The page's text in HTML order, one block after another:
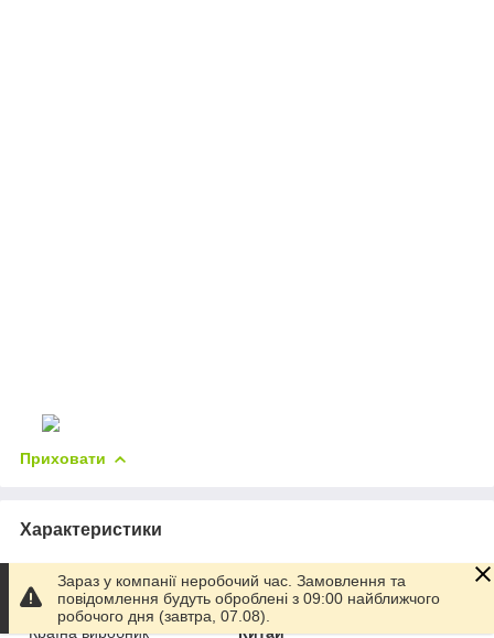
Приховати
Характеристики
Основні
Виробник
Теко
Країна виробник
Китай
Зараз у компанії неробочий час. Замовлення та
повідомлення будуть оброблені з 09:00 найближчого
робочого дня (завтра, 07.08).